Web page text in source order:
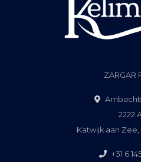
ZARGAR
2222
Katwijk aan
+31 6